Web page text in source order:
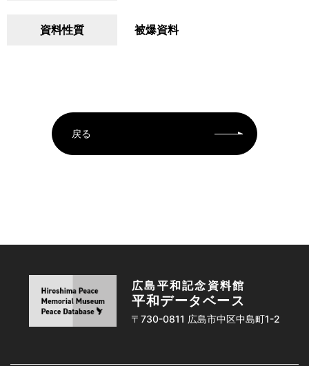
資料性質 被爆資料
戻る
広島平和記念資料館
平和データベース
〒730-0811 広島市中区中島町1-2